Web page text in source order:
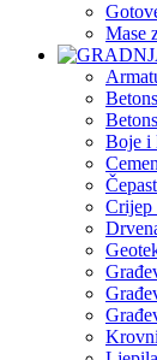
Mase
Boje i
Crijep